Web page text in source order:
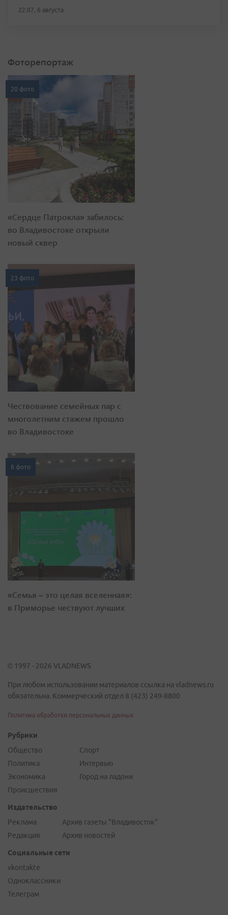
22:07, 6 августа
Фоторепортаж
20 фото
«Сердце Патрокла» забилось:
во Владивостоке открыли
новый сквер
23 фото
Чествование семейных пар с
многолетним стажем прошло
во Владивостоке
8 фото
«Семья – это целая вселенная»:
в Приморье чествуют лучших
© 1997 - 2026 VLADNEWS
При любом использовании материалов ссылка на vladnews.ru
обязательна. Коммерческий отдел 8 (423) 249-8800
Политика обработки персональных данных
Рубрики
Общество
Политика
Экономика
Происшествия
Спорт
Интервью
Город на ладони
Издательство
Реклама
Редакция
Архив газеты "Владивосток"
Архив новостей
Социальные сети
vkontakte
Одноклассники
Телеграм